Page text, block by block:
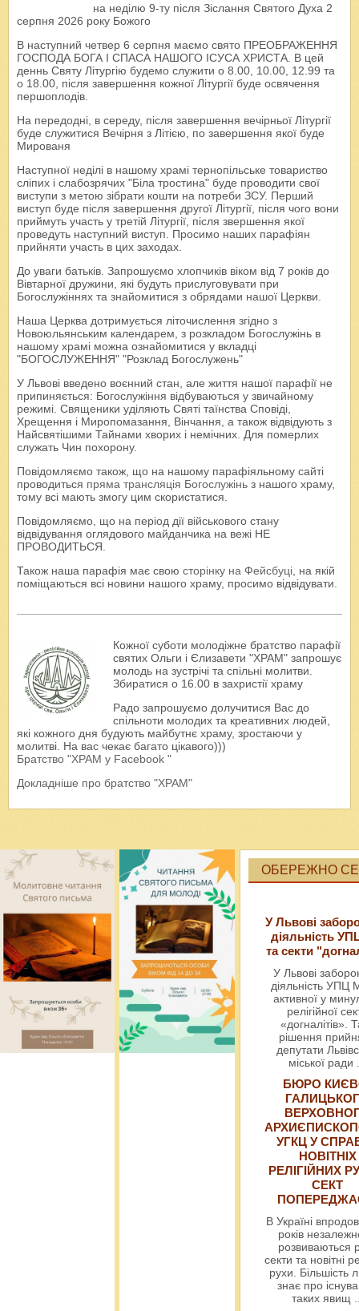
на неділю 9-ту після Зіслання Святого Духа 2
серпня 2026 року Божого
В наступний четвер 6 серпня маємо свято ПРЕОБРАЖЕННЯ
ГОСПОДА БОГА І СПАСА НАШОГО ІСУСА ХРИСТА. В цей
деннь Святу Літургію будемо служити о 8.00, 10.00, 12.99 та
о 18.00, після завершення кожної Літургії буде освячення
першоплодів.
На передодні, в середу, після завершення вечірньої Літургії
буде служитися Вечірня з Літією, по завершення якої буде
Мированя
Наступної неділі в нашому храмі тернопільське товариство
сліпих і слабозрячих "Біла тростина" буде проводити свої
виступи з метою зібрати кошти на потреби ЗСУ. Перший
виступ буде після завершення другої Літургії, після чого вони
приймуть участь у третій Літургії, після звершення якої
проведуть наступний виступ. Просимо наших парафіян
прийняти участь в цих заходах.
До уваги батьків. Запрошуємо хлопчиків віком від 7 років до
Вівтарної дружини, які будуть прислуговувати при
Богослужіннях та знайомитися з обрядами нашої Церкви.
Наша Церква дотримується літочислення згідно з
Новоюльянським календарем, з розкладом Богослужінь в
нашому храмі можна ознайомитися у вкладці
"БОГОСЛУЖЕННЯ" "Розклад Богослужень"
У Львові введено воєнний стан, але життя нашої парафії не
припиняється: Богослужіння відбуваються у звичайному
режимі. Священики уділяють Святі таїнства Сповіді,
Хрещення і Миропомазання, Вінчання, а також відвідують з
Найсвятішими Тайнами хворих і немічних. Для померлих
служать Чин похорону.
Повідомляємо також, що на нашому парафіяльному сайті
проводиться пряма трансляція Богослужінь з нашого храму,
тому всі мають змогу цим скористатися.
Повідомляємо, що на період дії військового стану
відвідування оглядового майданчика на вежі НЕ
ПРОВОДИТЬСЯ.
Також наша парафія має свою сторінку на Фейсбуці , на якій
поміщаються всі новини нашого храму, просимо відвідувати.
Кожної суботи молодіжне братство парафії
святих Ольги і Єлизавети "ХРАМ" запрошує
молодь на зустрічі та спільні молитви.
Збиратися о 16.00 в захристії храму
Радо запрошуємо долучитися Вас до
спільноти молодих та креативних людей,
які кожного дня будують майбутнє храму, зростаючи у
молитві. На вас чекає багато цікавого)))
Братство "ХРАМ у Facebook "
Докладніше про братство "ХРАМ"
ОБЕРЕЖНО
У Львові
діяльність
та секти
У Львові
діяльність УПЦ
активної у
релігійної
«догналітів».
рішення
депутати
міської ради
БЮРО
УГКЦ У
НОВІТНІХ
РЕЛІГІЙНИХ
СЕКТ
В Україні
років
розвиваються
секти та новітні
рухи. Більшість
знає про
таких явищ